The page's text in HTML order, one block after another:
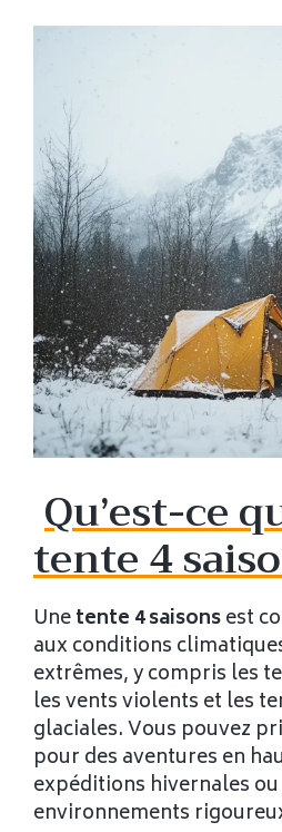
Qu’est-ce
tente 4
Unetente 4 saisonsest
aux conditions
extrêmes, y compris les
les vents violents et les
glaciales. Vous pouvez
pour des aventures en
expéditions hivernales
environnements